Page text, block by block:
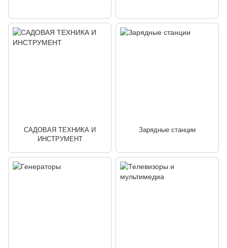
САДОВАЯ ТЕХНИКА И
ИНСТРУМЕНТ
Зарядные станции